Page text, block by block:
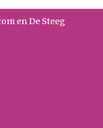
en De Steeg